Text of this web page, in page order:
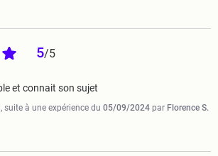
5/5
et connait son sujet
, suite à une expérience du 05/09/2024 par Florence S.